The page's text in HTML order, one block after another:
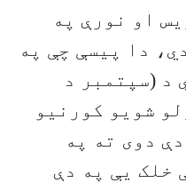
او نورې په
دا پيسې چې په
د (سپتمبر د
شويو کورنيو
دوی ته په
خلک یې په دې